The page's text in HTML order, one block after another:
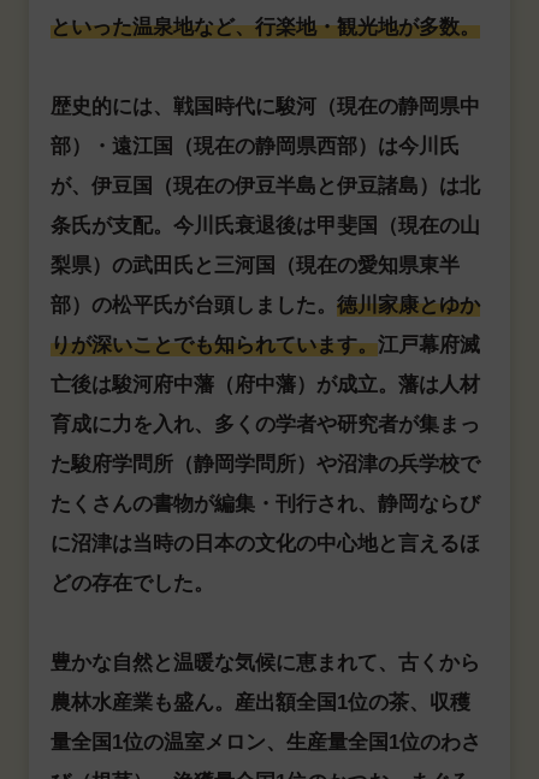
といった温泉地など、行楽地・観光地が多数。
歴史的には、戦国時代に駿河（現在の静岡県中
部）・遠江国（現在の静岡県西部）は今川氏
が、伊豆国（現在の伊豆半島と伊豆諸島）は北
条氏が支配。今川氏衰退後は甲斐国（現在の山
梨県）の武田氏と三河国（現在の愛知県東半
部）の松平氏が台頭しました。 徳川家康とゆか
りが深いことでも知られています。江戸幕府滅
亡後は駿河府中藩（府中藩）が成立。藩は人材
育成に力を入れ、多くの学者や研究者が集まっ
た駿府学問所（静岡学問所）や沼津の兵学校で
たくさんの書物が編集・刊行され、静岡ならび
に沼津は当時の日本の文化の中心地と言えるほ
どの存在でした。
豊かな自然と温暖な気候に恵まれて、古くから
農林水産業も盛ん。産出額全国1位の茶、収穫
量全国1位の温室メロン、生産量全国1位のわさ